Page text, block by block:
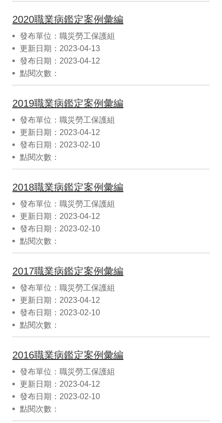
2020職業病鑑定案例彙編
發布單位：職災勞工保護組
更新日期：2023-04-13
發布日期：2023-04-12
點閱次數：
2019職業病鑑定案例彙編
發布單位：職災勞工保護組
更新日期：2023-04-12
發布日期：2023-02-10
點閱次數：
2018職業病鑑定案例彙編
發布單位：職災勞工保護組
更新日期：2023-04-12
發布日期：2023-02-10
點閱次數：
2017職業病鑑定案例彙編
發布單位：職災勞工保護組
更新日期：2023-04-12
發布日期：2023-02-10
點閱次數：
2016職業病鑑定案例彙編
發布單位：職災勞工保護組
更新日期：2023-04-12
發布日期：2023-02-10
點閱次數：